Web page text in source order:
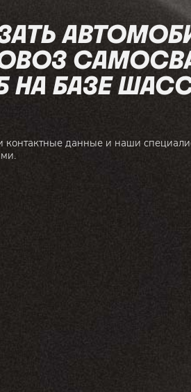
НА БАЗЕ
контактные данные и наши